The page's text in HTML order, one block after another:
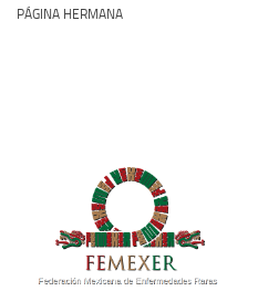
PÁGINA HERMANA